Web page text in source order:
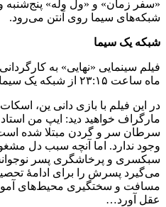
شبکه‌های سیما روی آنتن می‌رود.
شبکه یک سیما
ماه ساعت ۲۳:۱۵ از شبکه یک سیما پخش خواهد شد.
در این فیلم با بازی دانی ین، اسکات
مارگراف خواهید دید: ایپ من
سرطان سر و گردن مبتلا شده
وجود ندارد. اما آنچه سبب دل
سبکسری و پرخاشگری پسر
می‌گیرد پسرش را برای ادامۀ تحصیل
مسافت و سختگیری محیط‌های
عقل آورد…